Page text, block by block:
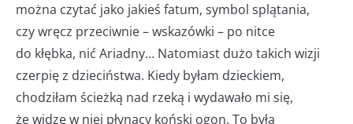
można czytać jako jakieś fatum, symbol splątania,
czy wręcz przeciwnie – wskazówki – po nitce
do kłębka, nić Ariadny… Natomiast dużo takich wizji
czerpię z dzieciństwa. Kiedy byłam dzieckiem,
chodziłam ścieżką nad rzeką i wydawało mi się,
że widzę w niej płynący koński ogon. To była